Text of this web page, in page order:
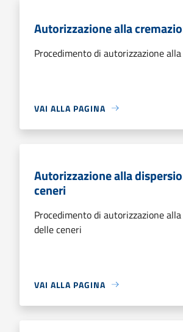
Autorizzazione alla
Procedimento di autorizzazione
VAI ALLA PAGINA
Autorizzazione alla
ceneri
Procedimento di autorizzazione
delle ceneri
VAI ALLA PAGINA